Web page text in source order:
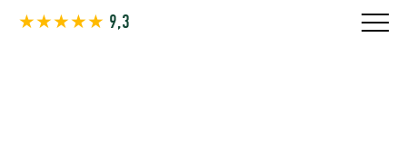
★★★★★ 9,3